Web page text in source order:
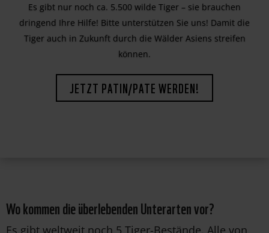
Es gibt nur noch ca. 5.500 wilde Tiger – sie brauchen
dringend Ihre Hilfe! Bitte unterstützen Sie uns! Damit die
Tiger auch in Zukunft durch die Wälder Asiens streifen
können.
JETZT PATIN/PATE WERDEN!
Wo kommen die überlebenden Unterarten vor?
Es gibt weltweit noch 5 Tiger-Bestände. Alle von